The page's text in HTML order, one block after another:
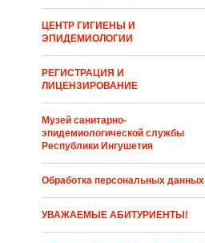
ЦЕНТР ГИГИЕНЫ И
ЭПИДЕМИОЛОГИИ
РЕГИСТРАЦИЯ И
ЛИЦЕНЗИРОВАНИЕ
Музей санитарно-
эпидемиологической службы
Республики Ингушетия
Обработка персональных данных
УВАЖАЕМЫЕ АБИТУРИЕНТЫ!